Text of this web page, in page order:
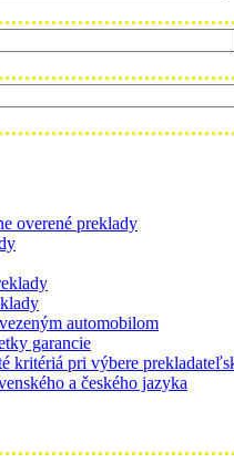
overené preklady
automobilom
garancie
kritériá pri výbere
a českého jazyka